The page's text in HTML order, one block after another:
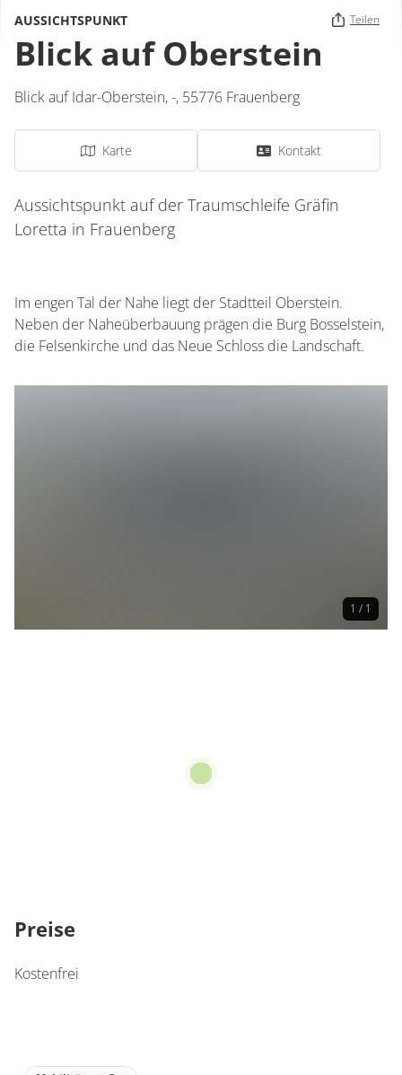
AUSSICHTSPUNKT Teilen
Blick auf Oberstein
Blick auf Idar-Oberstein,-, 55776 Frauenberg
Karte Kontakt
Aussichtspunkt auf der Traumschleife Gräfin
Loretta in Frauenberg
Im engen Tal der Nahe liegt der Stadtteil Oberstein.
Neben der Naheüberbauung prägen die Burg Bosselstein,
die Felsenkirche und das Neue Schloss die Landschaft.
1 / 1
Preise
Kostenfrei